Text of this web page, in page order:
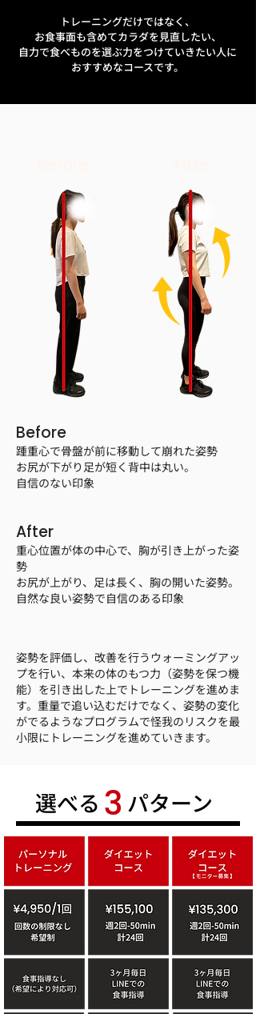
トレーニングだけではなく、
お食事面も含めてカラダを見直したい、
自力で食べものを選ぶ力をつけていきたい人に
おすすめなコースです。
Before
踵重心で骨盤が前に移動して崩れた姿勢
お尻が下がり足が短く背中は丸い。
自信のない印象
After
重心位置が体の中心で、胸が引き上がった姿
勢
お尻が上がり、足は長く、胸の開いた姿勢。
自然な良い姿勢で自信のある印象
姿勢を評価し、改善を行うウォーミングアッ
プを行い、本来の体のもつ力（姿勢を保つ機
能）を引き出した上でトレーニングを進めま
す。重量で追い込むだけでなく、姿勢の変化
がでるようなプログラムで怪我のリスクを最
小限にトレーニングを進めていきます。
​選べる 3 ​パターン